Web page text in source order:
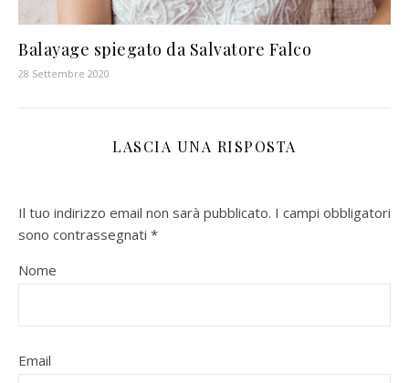
Balayage spiegato da Salvatore Falco
28 Settembre 2020
LASCIA UNA RISPOSTA
Il tuo indirizzo email non sarà pubblicato. I campi obbligatori
sono contrassegnati *
Nome
Email